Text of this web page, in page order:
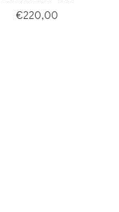
€220,00